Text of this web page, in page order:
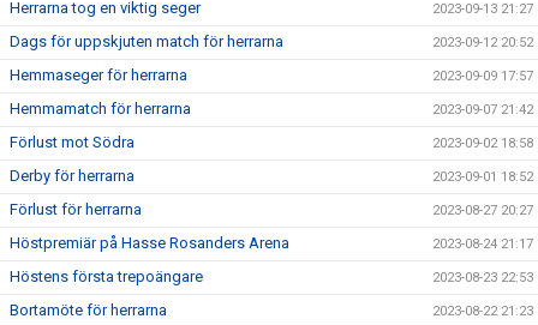
Herrarna tog en viktig seger 2023-09-13 21:27
Dags för uppskjuten match för herrarna 2023-09-12 20:52
Hemmaseger för herrarna 2023-09-09 17:57
Hemmamatch för herrarna 2023-09-07 21:42
Förlust mot Södra 2023-09-02 18:58
Derby för herrarna 2023-09-01 18:52
Förlust för herrarna 2023-08-27 20:27
Höstpremiär på Hasse Rosanders Arena 2023-08-24 21:17
Höstens första trepoängare 2023-08-23 22:53
Bortamöte för herrarna 2023-08-22 21:23